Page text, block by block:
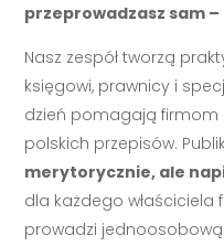
przeprowadzasz sam
Nasz zespół tworzą
księgowi, prawnicy i
dzień pomagają firmom
polskich przepisów.
merytorycznie, ale
dla każdego właściciela
prowadzi jednoosobową